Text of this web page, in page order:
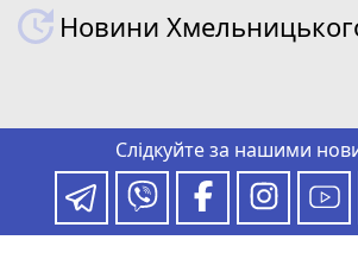
Новини
Слідкуйте за нашими